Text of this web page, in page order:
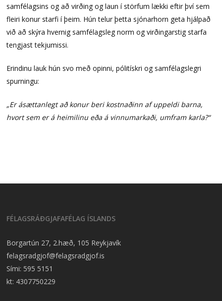
samfélagsins og að virðing og laun í störfum lækki eftir því sem
fleiri konur starfi í þeim. Hún telur þetta sjónarhorn geta hjálpað
við að skýra hvernig samfélagsleg norm og virðingarstig starfa
tengjast tekjumissi.
Erindinu lauk hún svo með opinni, pólitískri og samfélagslegri
spurningu:
„Er ásættanlegt að konur beri kostnaðinn af uppeldi barna,
hvort sem er á heimilinu eða á vinnumarkaði, umfram karla?“
FÉLAGSRÁÐGJAFAFÉLAG ÍSLANDS
Borgartún 27, 2.hæð, 105 Reykjavík
felagsradgjof@felagsradgjof.is
Sími: 595 5151
kt: 4307750229